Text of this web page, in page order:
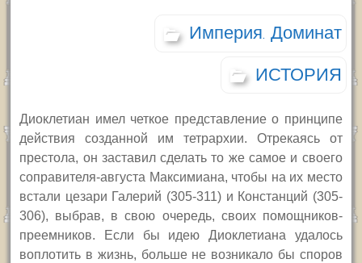
Империя. Доминат
ИСТОРИЯ
Диоклетиан имел четкое представление о принципе
действия созданной им тетрархии. Отрекаясь от
престола, он заставил сделать то же самое и своего
соправителя-августа Максимиана, чтобы на их место
встали цезари Галерий (305-311) и Констанций (305-
306), выбрав, в свою очередь, своих помощников-
преемников. Если бы идею Диоклетиана удалось
воплотить в жизнь, больше не возникало бы споров